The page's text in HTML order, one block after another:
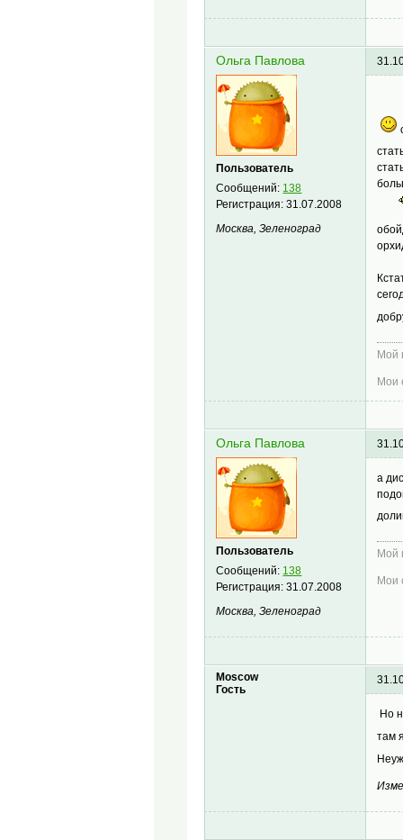
Ольга Павлова
Пользователь
Сообщений: 138
Регистрация:31.07.2008
Москва, Зеленоград
Мой
Мои
Ольга Павлова
Пользователь
Сообщений: 138
Регистрация:31.07.2008
Москва, Зеленоград
а
Мой
Мои
Moscow
Гость
Но
там